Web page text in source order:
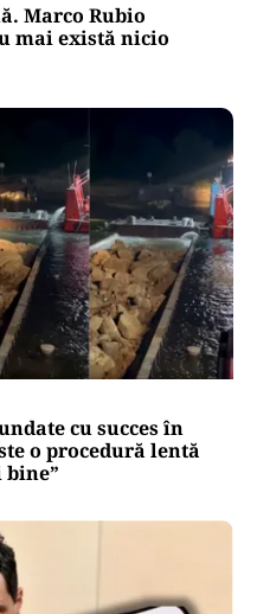
Marco Rubio
mai există nicio
cu succes în
o procedură lentă
bine”